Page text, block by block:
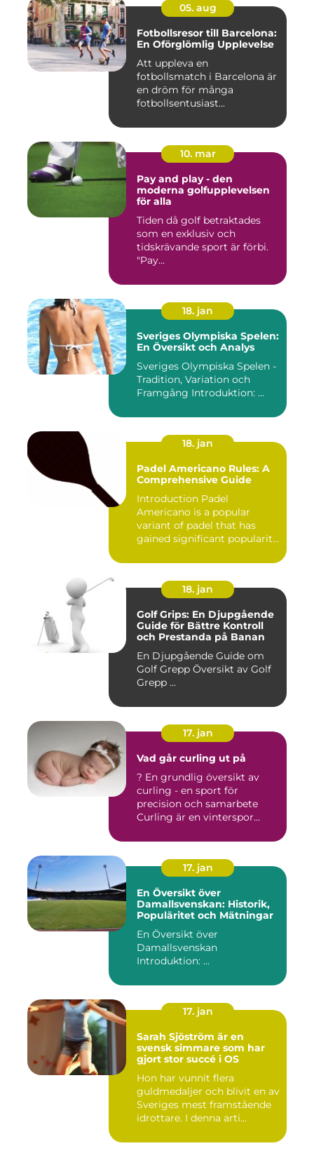
05. aug
Fotbollsresor till Barcelona:
En Oförglömlig Upplevelse
Att uppleva en
fotbollsmatch i Barcelona är
en dröm för många
fotbollsentusiast...
10. mar
Pay and play - den
moderna golfupplevelsen
för alla
Tiden då golf betraktades
som en exklusiv och
tidskrävande sport är förbi.
"Pay...
18. jan
Sveriges Olympiska Spelen:
En Översikt och Analys
Sveriges Olympiska Spelen -
Tradition, Variation och
Framgång Introduktion: ...
18. jan
Padel Americano Rules: A
Comprehensive Guide
Introduction Padel
Americano is a popular
variant of padel that has
gained significant popularity
18. jan
Golf Grips: En Djupgående
Guide för Bättre Kontroll
och Prestanda på Banan
En Djupgående Guide om
Golf Grepp Översikt av Golf
Grepp ...
17. jan
Vad går curling ut på
? En grundlig översikt av
curling - en sport för
precision och samarbete
Curling är en vinterspor...
17. jan
En Översikt över
Damallsvenskan: Historik,
Populäritet och Mätningar
En Översikt över
Damallsvenskan
Introduktion: ...
17. jan
Sarah Sjöström är en
svensk simmare som har
gjort stor succé i OS
Hon har vunnit flera
guldmedaljer och blivit en av
Sveriges mest framstående
idrottare. I denna arti...